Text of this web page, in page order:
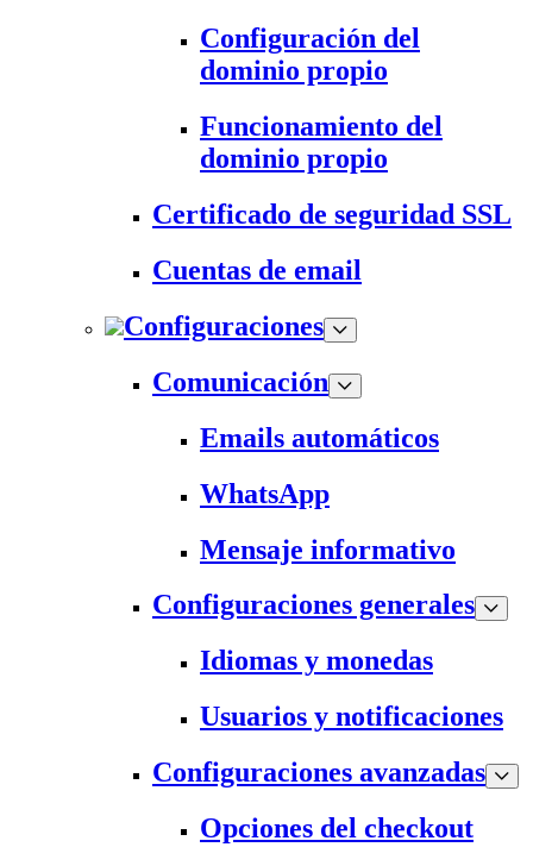
Configuración del
dominio propio
Funcionamiento del
dominio propio
Certificado de seguridad SSL
Cuentas de email
Configuraciones
Comunicación
Emails automáticos
WhatsApp
Mensaje informativo
Configuraciones generales
Idiomas y monedas
Usuarios y notificaciones
Configuraciones avanzadas
Opciones del checkout